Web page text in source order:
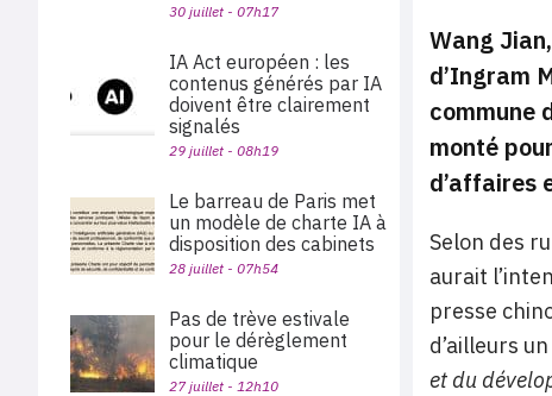
Wang
d’Ingram
commune
monté
d’affaires
Selon des
aurait
presse
d’ailleurs
et du
30 juillet - 07h17
IA Act européen : les
contenus générés par IA
doivent être clairement
signalés
29 juillet - 08h19
Le barreau de Paris met
un modèle de charte IA à
disposition des cabinets
28 juillet - 07h54
Pas de trève estivale
pour le dérèglement
climatique
27 juillet - 12h10